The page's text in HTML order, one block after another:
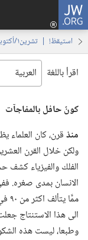
JW.ORG
استيقظ‏!‏ | ‏‎تشرين١/أكتوبر‏ ‏‎٢٠٠٩‏
اقرأ باللغة
كونٌ حافل بالمفاجآت
منذقرن،‏ كان العلماء
ولكن خلال القرن
الفلك والفيزياء
الانسان بمدى صغره.‏
الى هذا الاستنتاج
وطبعا،‏ ليست هذه